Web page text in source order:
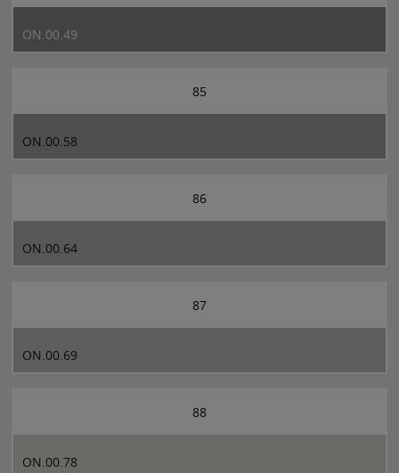
ON.00.49
85
ON.00.58
86
ON.00.64
87
ON.00.69
88
ON.00.78